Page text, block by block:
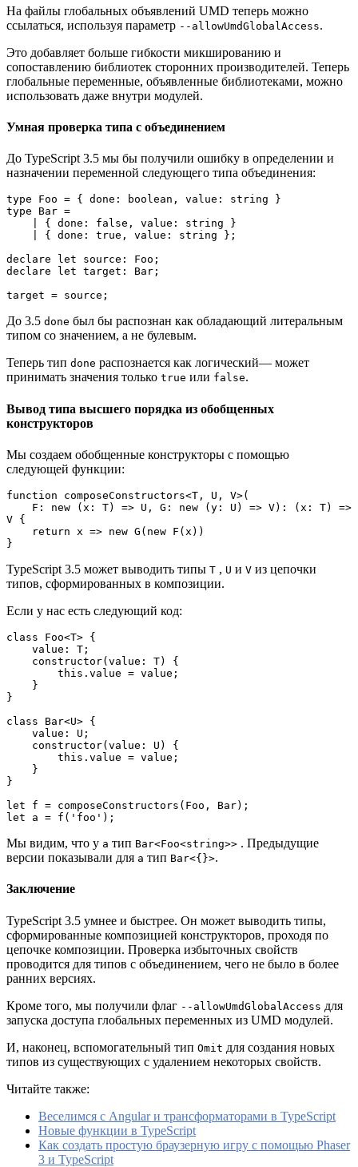
На файлы глобальных объявлений UMD теперь можно
ссылаться, используя параметр --allowUmdGlobalAccess.
Это добавляет больше гибкости микшированию и
сопоставлению библиотек сторонних производителей. Теперь
глобальные переменные, объявленные библиотеками, можно
использовать даже внутри модулей.
Умная проверка типа с объединением
До TypeScript 3.5 мы бы получили ошибку в определении и
назначении переменной следующего типа объединения:
type Foo = { done: boolean, value: string }
type Bar =
declare let source: Foo;
declare let target: Bar;
target = source;
До 3.5 done был бы распознан как обладающий литеральным
типом со значением, а не булевым.
Теперь тип done распознается как логический— может
принимать значения только true или false.
Вывод типа высшего порядка из обобщенных
конструкторов
Мы создаем обобщенные конструкторы с помощью
следующей функции:
function composeConstructors<T, U, V>(
V {
}
TypeScript 3.5 может выводить типы T , U и V из цепочки
типов, сформированных в композиции.
Если у нас есть следующий код:
class Foo<T> {
}
class Bar<U> {
}
let f = composeConstructors(Foo, Bar);
let a = f('foo');
Мы видим, что у a тип Bar<Foo<string>> . Предыдущие
версии показывали для a тип Bar<{}>.
Заключение
TypeScript 3.5 умнее и быстрее. Он может выводить типы,
сформированные композицией конструкторов, проходя по
цепочке композиции. Проверка избыточных свойств
проводится для типов с объединением, чего не было в более
ранних версиях.
Кроме того, мы получили флаг --allowUmdGlobalAccess для
запуска доступа глобальных переменных из UMD модулей.
И, наконец, вспомогательный тип Omit для создания новых
типов из существующих с удалением некоторых свойств.
Читайте также:
Веселимся с Angular и трансформаторами в TypeScript
Новые функции в TypeScript
Как создать простую браузерную игру с помощью Phaser
3 и TypeScript